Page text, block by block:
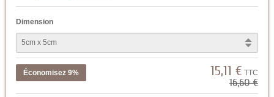
Dimension
Économisez 9% 15,11 € TTC
16,60 €